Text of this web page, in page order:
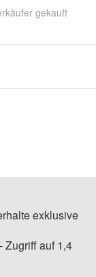
gekauft
exklusive
Zugriff auf 1,4